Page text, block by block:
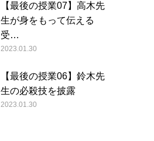
【最後の授業07】高木先
生が身をもって伝える
受…
2023.01.30
【最後の授業06】鈴木先
生の必殺技を披露
2023.01.30